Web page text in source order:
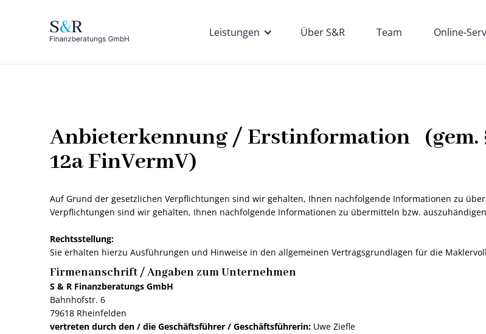
Leistungen Über S&R Team Online-
Anbieterkennung / Erstinformation (gem.
12a FinVermV)
Auf Grund der gesetzlichen Verpflichtungen sind wir gehalten, Ihnen nachfolgende Informationen zu
Verpflichtungen sind wir gehalten, Ihnen nachfolgende Informationen zu übermitteln bzw.
Rechtsstellung:
Sie erhalten hierzu Ausführungen und Hinweise in den allgemeinen Vertragsgrundlagen für die
Firmenanschrift / Angaben zum Unternehmen
S & R Finanzberatungs GmbH
Bahnhofstr. 6
79618 Rheinfelden
vertreten durch den / die Geschäftsführer / Geschäftsführerin: Uwe Ziefle